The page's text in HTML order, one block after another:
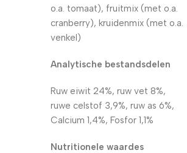
o.a. tomaat), fruitmix (met o.a.
cranberry), kruidenmix (met o.a.
venkel)
Analytische bestandsdelen
Ruw eiwit 24%, ruw vet 8%,
ruwe celstof 3,9%, ruw as 6%,
Calcium 1,4%, Fosfor 1,1%
Nutritionele waardes